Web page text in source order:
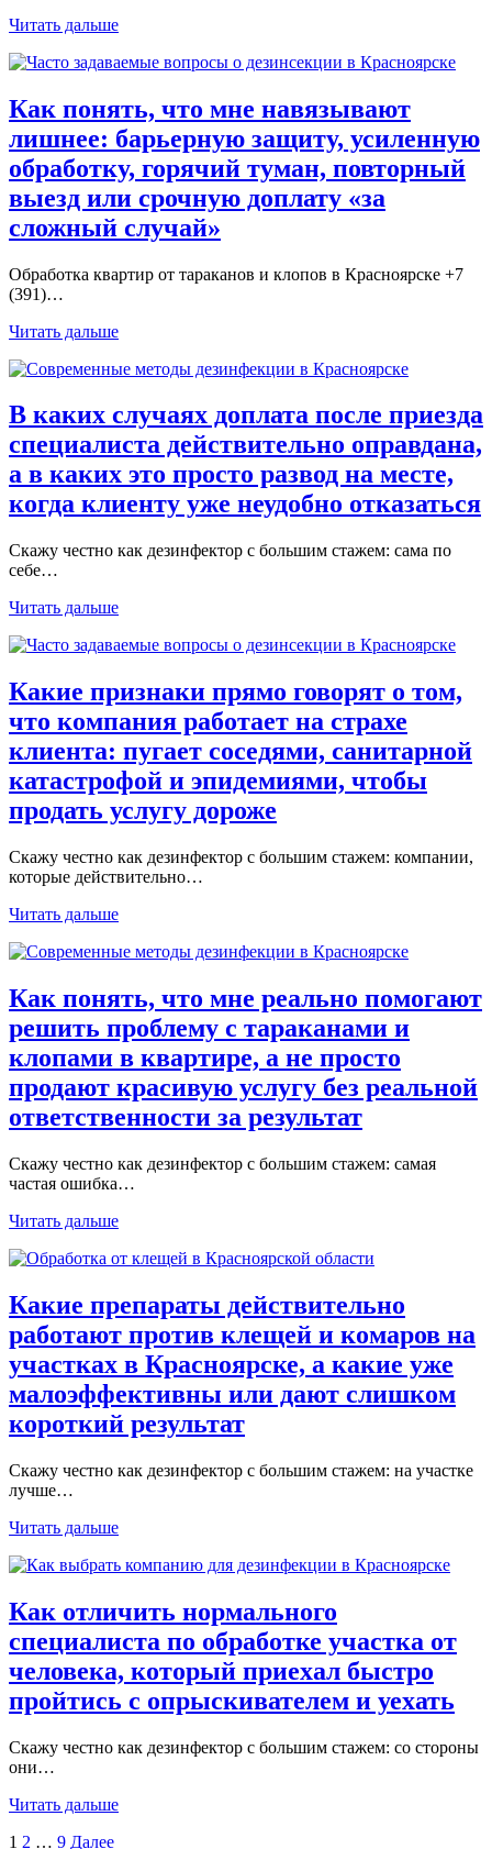
Читать дальше
Как понять, что мне навязывают
лишнее: барьерную защиту, усиленную
обработку, горячий туман, повторный
выезд или срочную доплату «за
сложный случай»
Обработка квартир от тараканов и клопов в Красноярске +7
(391)…
Читать дальше
В каких случаях доплата после приезда
специалиста действительно оправдана,
а в каких это просто развод на месте,
когда клиенту уже неудобно отказаться
Скажу честно как дезинфектор с большим стажем: сама по
себе…
Читать дальше
Какие признаки прямо говорят о том,
что компания работает на страхе
клиента: пугает соседями, санитарной
катастрофой и эпидемиями, чтобы
продать услугу дороже
Скажу честно как дезинфектор с большим стажем: компании,
которые действительно…
Читать дальше
Как понять, что мне реально помогают
решить проблему с тараканами и
клопами в квартире, а не просто
продают красивую услугу без реальной
ответственности за результат
Скажу честно как дезинфектор с большим стажем: самая
частая ошибка…
Читать дальше
Какие препараты действительно
работают против клещей и комаров на
участках в Красноярске, а какие уже
малоэффективны или дают слишком
короткий результат
Скажу честно как дезинфектор с большим стажем: на участке
лучше…
Читать дальше
Как отличить нормального
специалиста по обработке участка от
человека, который приехал быстро
пройтись с опрыскивателем и уехать
Скажу честно как дезинфектор с большим стажем: со стороны
они…
Читать дальше
1 2 … 9 Далее